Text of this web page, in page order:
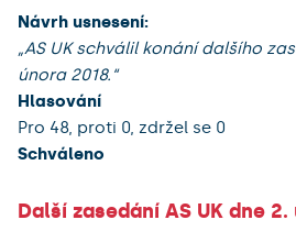
Návrh usnesení:
„AS UK schválil konání dalšího
února 2018.“
Hlasování
Pro 48, proti 0, zdržel se 0
Schváleno
Další zasedání AS UK dne 2.